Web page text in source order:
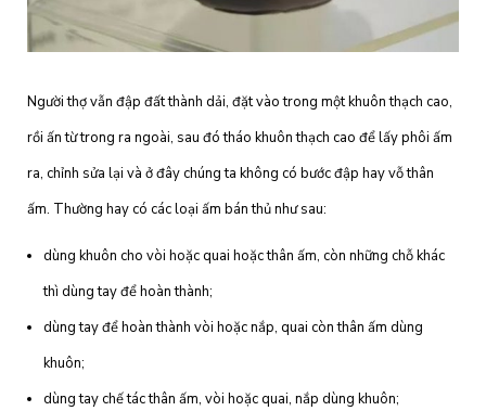
Người thợ vẫn đập đất thành dải, đặt vào trong một khuôn thạch cao,
rồi ấn từ trong ra ngoài, sau đó tháo khuôn thạch cao để lấy phôi ấm
ra, chỉnh sửa lại và ở đây chúng ta không có bước đập hay vỗ thân
ấm. Thường hay có các loại ấm bán thủ như sau:
dùng khuôn cho vòi hoặc quai hoặc thân ấm, còn những chỗ khác
thì dùng tay để hoàn thành;
dùng tay để hoàn thành vòi hoặc nắp, quai còn thân ấm dùng
khuôn;
dùng tay chế tác thân ấm, vòi hoặc quai, nắp dùng khuôn;